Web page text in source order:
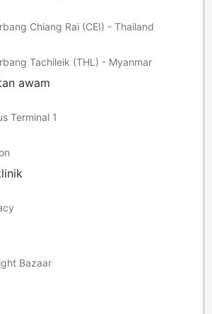
Chiang Rai (CEI) - Thailand
Tachileik (THL) - Myanmar
awam
Terminal 1
Bazaar